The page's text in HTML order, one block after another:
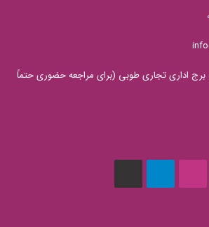
برج اداری تجاری طوبی (برای مراجعه حضوری حتماً